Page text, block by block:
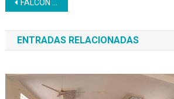
de
entradas
FALCÓN | Talento y destreza: exitosa 1era Batalla de Barberos del municipio Carirubana
ENTRADAS RELACIONADAS